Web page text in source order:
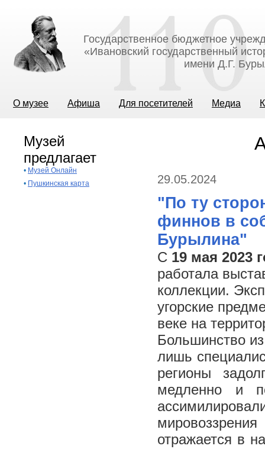
Государственное бюджетное
«Ивановский государственный
имени Д.Г.
О музее Афиша Для посетителей Медиа
Музей
предлагает
• Музей Онлайн
• Пушкинская карта 29.05.2024
"По ту
финнов в
Бурылина"
С 19 мая 2023
работала
коллекции.
угорские
веке на
Большинство
лишь
регионы
медленно и
отражается в